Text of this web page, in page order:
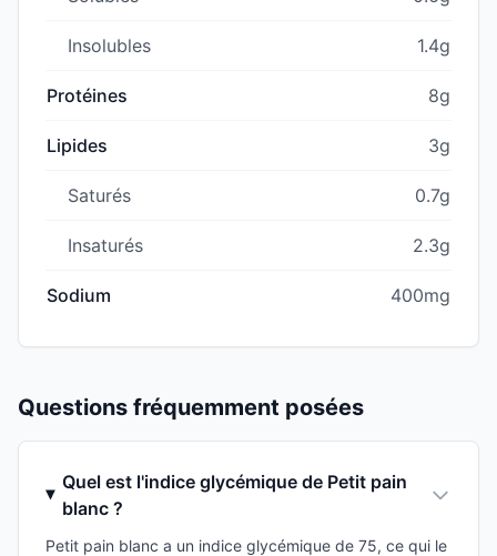
Insolubles 1.4g
Protéines 8g
Lipides 3g
Saturés 0.7g
Insaturés 2.3g
Sodium 400mg
Questions fréquemment posées
Quel est l'indice glycémique de Petit pain
blanc ?
Petit pain blanc a un indice glycémique de 75, ce qui le